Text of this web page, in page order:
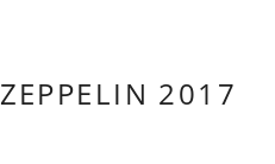
2017